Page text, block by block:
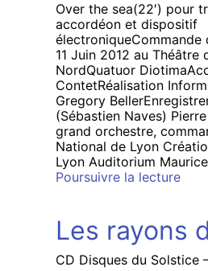
Over the sea(22′) pour
accordéon et dispositif
électroniqueCommande
11 Juin 2012 au Théâtre
NordQuatuor
ContetRéalisation
Gregory
(Sébastien Naves) Pierre
grand orchestre,
National de Lyon
Lyon Auditorium
Poursuivre la lectureOver
Les rayons
CD Disques du Solstice